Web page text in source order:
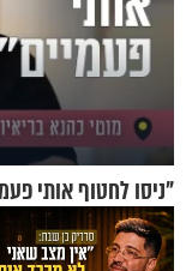
"ניסו לחטוף אותי